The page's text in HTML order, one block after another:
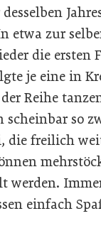
etwa zur
die
je eine in
der Reihe
scheinbar so
die freilich
werden.
einfach